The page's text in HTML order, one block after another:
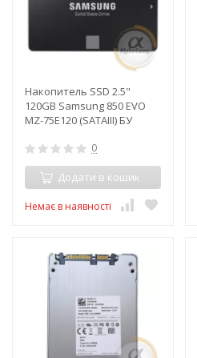
Накопитель SSD 2.5"
120GB Samsung 850 EVO
MZ-75E120 (SATAIII) БУ
0
Додати в кошик
Немає в наявності